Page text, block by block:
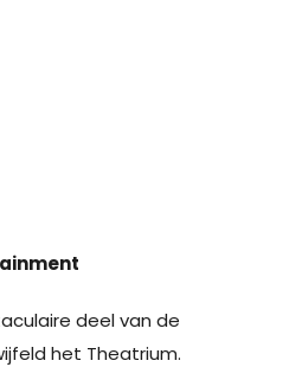
deel van de
het Theatrium.